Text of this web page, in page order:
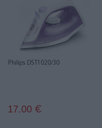
Philips DST1020/30
17.00 €